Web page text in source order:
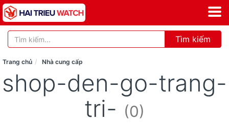
Tìm kiếm
Trang chủ Nhà cung cấp
shop-den-go-trang-
tri- (0)